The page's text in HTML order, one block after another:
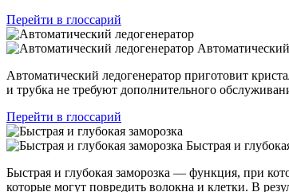
Перейти в глоссарий
Автоматический ледогенератор приготовит
и трубка не требуют дополнительного
Перейти в глоссарий
Быстрая и
Быстрая и глубокая заморозка — функция, при
которые могут повредить волокна и клетки. В